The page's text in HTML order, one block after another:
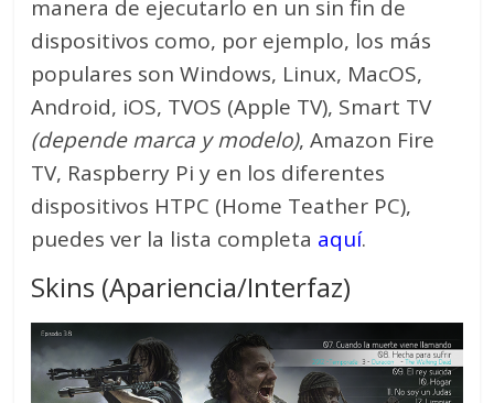
manera de ejecutarlo en un sin fin de
dispositivos como, por ejemplo, los más
populares son Windows, Linux, MacOS,
Android, iOS, TVOS (Apple TV), Smart TV
(depende marca y modelo), Amazon Fire
TV, Raspberry Pi y en los diferentes
dispositivos HTPC (Home Teather PC),
puedes ver la lista completa aquí.
Skins (Apariencia/Interfaz)